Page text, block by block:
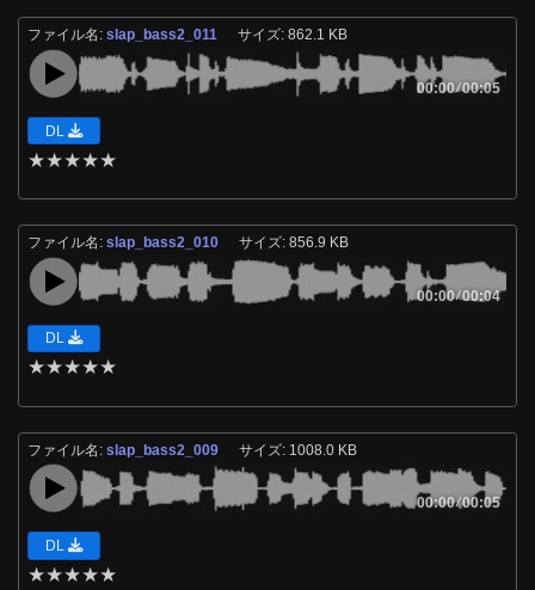
ファイル名:slap_bass2_011 サイズ: 862.1 KB
00:00/00:05
DL
★★★★★
ファイル名:slap_bass2_010 サイズ: 856.9 KB
00:00/00:04
DL
★★★★★
ファイル名:slap_bass2_009 サイズ: 1008.0 KB
00:00/00:05
DL
★★★★★